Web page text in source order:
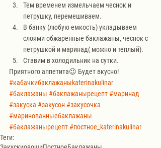
Тем временем измельчаем чеснок и
петрушку, перемешиваем.
В банку (любую емкость) укладываем
слоями обжаренные баклажаны, чеснок с
петрушкой и маринад( можно и теплый).
Ставим в холодильник на сутки.
Приятного аппетита😉 Будет вкусно!
#кабачкибаклажаныkaterinakulinar
#баклажаны #баклажанырецепт#маринад
#закуска #закусон#закусочка
#маринованныебаклажаны
#баклажанырецепт#постное_katerinakulinar
Теги: